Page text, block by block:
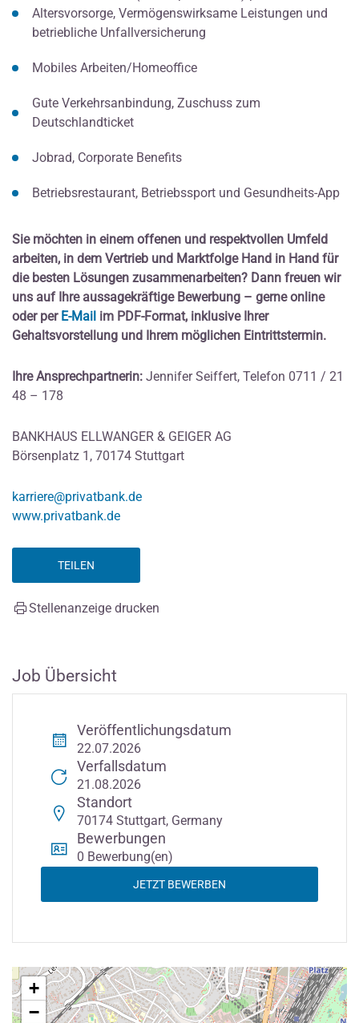
Altersvorsorge, Vermögenswirksame Leistungen und
betriebliche Unfallversicherung
Mobiles Arbeiten/Homeoffice
Gute Verkehrsanbindung, Zuschuss zum
Deutschlandticket
Jobrad, Corporate Benefits
Betriebsrestaurant, Betriebssport und Gesundheits-App
Sie möchten in einem offenen und respektvollen Umfeld
arbeiten, in dem Vertrieb und Marktfolge Hand in Hand für
die besten Lösungen zusammenarbeiten? Dann freuen wir
uns auf Ihre aussagekräftige Bewerbung – gerne online
oder per E-Mail im PDF-Format, inklusive Ihrer
Gehaltsvorstellung und Ihrem möglichen Eintrittstermin.
Ihre Ansprechpartnerin: Jennifer Seiffert, Telefon 0711 / 21
48 – 178
BANKHAUS ELLWANGER & GEIGER AG
Börsenplatz 1, 70174 Stuttgart
karriere@privatbank.de
www.privatbank.de
TEILEN
Stellenanzeige drucken
Job Übersicht
Veröffentlichungsdatum
22.07.2026
Verfallsdatum
21.08.2026
Standort
70174 Stuttgart, Germany
Bewerbungen
0 Bewerbung(en)
JETZT BEWERBEN
+
−